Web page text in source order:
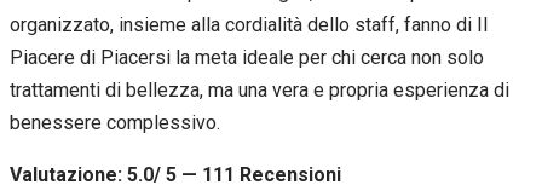
organizzato, insieme alla cordialità dello staff, fanno di Il
Piacere di Piacersi la meta ideale per chi cerca non solo
trattamenti di bellezza, ma una vera e propria esperienza di
benessere complessivo.
Valutazione: 5.0/ 5 — 111 Recensioni